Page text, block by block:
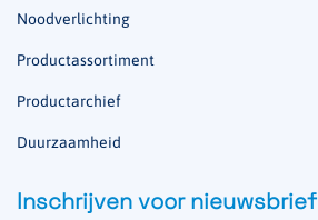
Noodverlichting
Productassortiment
Productarchief
Duurzaamheid
Inschrijven voor nieuwsbrief